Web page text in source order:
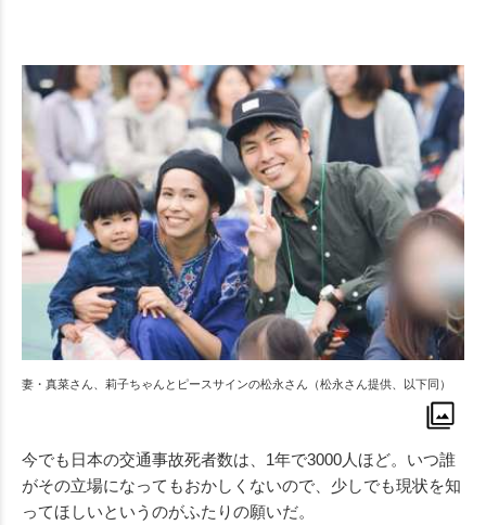
妻・真菜さん、莉子ちゃんとピースサインの松永さん（松永さん提供、以下同）
今でも日本の交通事故死者数は、1年で3000人ほど。いつ誰
がその立場になってもおかしくないので、少しでも現状を知
ってほしいというのがふたりの願いだ。